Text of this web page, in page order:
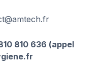
810 636 (appel